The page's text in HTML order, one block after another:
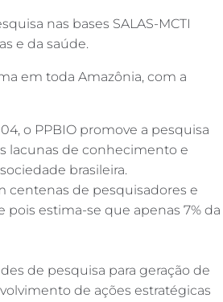
nas bases SALAS-MCTI
e da saúde.
em toda Amazônia, com a
o PPBIO promove a pesquisa
lacunas de conhecimento e
brasileira.
centenas de pesquisadores e
estima-se que apenas 7% da
de pesquisa para geração de
de ações estratégicas